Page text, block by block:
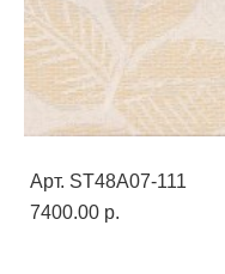
Арт. ST48A07-111
7400.00 p.